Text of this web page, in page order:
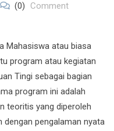
(0) Comment
Mahasiswa atau biasa
program atau kegiatan
Tingi sebagai bagian
program ini adalah
teoritis yang diperoleh
pengalaman nyata